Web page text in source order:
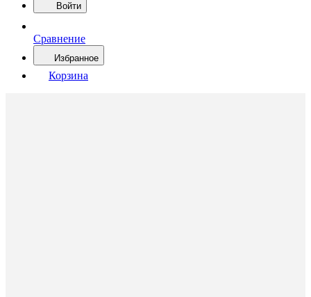
Войти
Сравнение
Избранное
Корзина